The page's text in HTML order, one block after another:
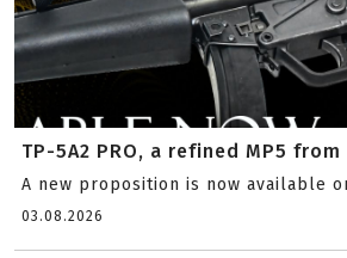
TP-5A2 PRO, a refined MP5 from
A new proposition is now available
03.08.2026